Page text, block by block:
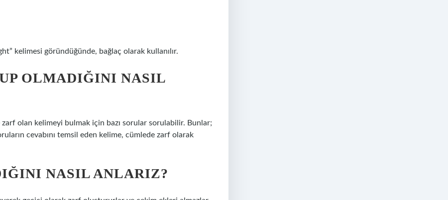
kelimesi göründüğünde, bağlaç olarak kullanılır.
OLMADIĞINI NASIL
olan kelimeyi bulmak için bazı sorular sorulabilir. Bunlar;
cevabını temsil eden kelime, cümlede zarf olarak
NASIL ANLARIZ?